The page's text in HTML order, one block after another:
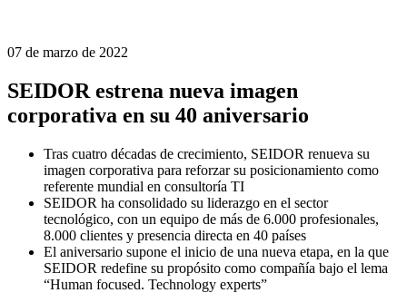
07 de marzo de 2022
SEIDOR estrena nueva imagen
corporativa en su 40 aniversario
Tras cuatro décadas de crecimiento, SEIDOR renueva su
imagen corporativa para reforzar su posicionamiento como
referente mundial en consultoría TI
SEIDOR ha consolidado su liderazgo en el sector
tecnológico, con un equipo de más de 6.000 profesionales,
8.000 clientes y presencia directa en 40 países
El aniversario supone el inicio de una nueva etapa, en la que
SEIDOR redefine su propósito como compañía bajo el lema
“Human focused. Technology experts”